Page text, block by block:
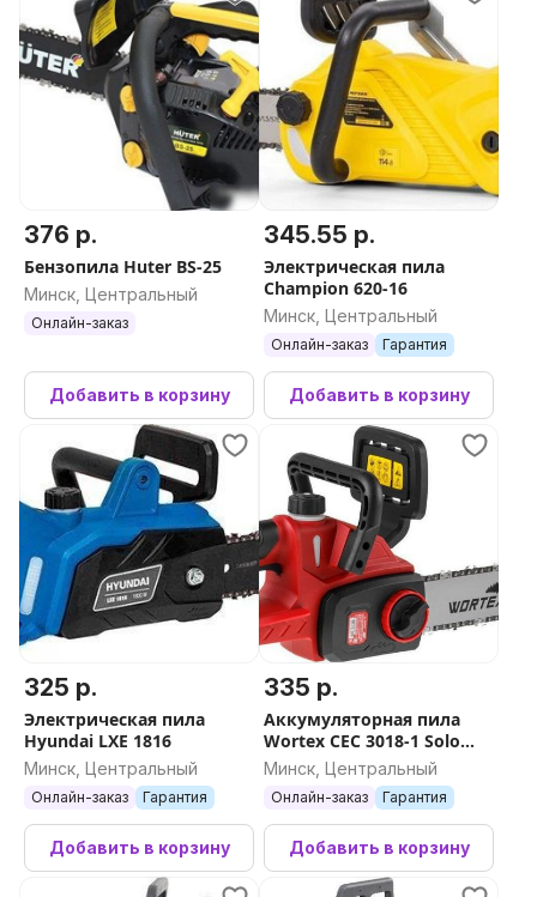
376 р.
Бензопила Huter BS-25
Минск, Центральный
Онлайн-заказ
Добавить в корзину
345.55 р.
Электрическая пила
Champion 620-16
Минск, Центральный
Онлайн-заказ Гарантия
Добавить в корзину
325 р.
Электрическая пила
Hyundai LXE 1816
Минск, Центральный
Онлайн-заказ Гарантия
Добавить в корзину
335 р.
Аккумуляторная пила
Wortex CEC 3018-1 Solo
2333043 (без АКБ)
Минск, Центральный
Онлайн-заказ Гарантия
Добавить в корзину